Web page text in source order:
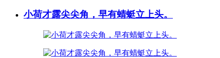
小荷才露尖尖角，早有蜻蜓立上头。